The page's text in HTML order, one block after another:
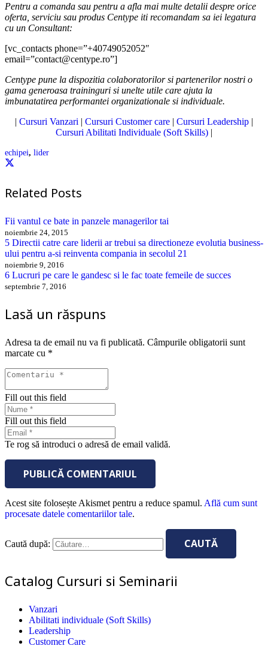
Pentru a comanda sau pentru a afla mai multe detalii despre orice
oferta, serviciu sau produs Centype iti recomandam sa iei legatura
cu un Consultant:
[vc_contacts phone=”+40749052052″
email=”contact@centype.ro”]
Centype pune la dispozitia colaboratorilor si partenerilor nostri o
gama generoasa traininguri si unelte utile care ajuta la
imbunatatirea performantei organizationale si individuale.
| Cursuri Vanzari | Cursuri Customer care | Cursuri Leadership |
Cursuri Abilitati Individuale (Soft Skills) |
echipei, lider
Related Posts
Fii vantul ce bate in panzele managerilor tai
noiembrie 24, 2015
5 Directii catre care liderii ar trebui sa directioneze evolutia business-
ului pentru a-si reinventa compania in secolul 21
noiembrie 9, 2016
6 Lucruri pe care le gandesc si le fac toate femeile de succes
septembrie 7, 2016
Lasă un răspuns
Adresa ta de email nu va fi publicată. Câmpurile obligatorii sunt
marcate cu *
Fill out this field
Fill out this field
Te rog să introduci o adresă de email validă.
PUBLICĂ COMENTARIUL
Acest site folosește Akismet pentru a reduce spamul. Află cum sunt
procesate datele comentariilor tale.
Caută după:
Catalog Cursuri si Seminarii
Vanzari
Abilitati individuale (Soft Skills)
Leadership
Customer Care